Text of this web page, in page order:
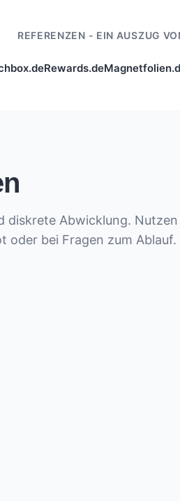
REFERENZEN - EIN AUSZUG
Rewards.de
diskrete Abwicklung. Nutzen
oder bei Fragen zum Ablauf.